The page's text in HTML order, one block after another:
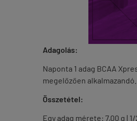
Adagolás:
Naponta 1 adag BCAA
megelőzően
Összetétel:
Egy adag mérete: 7,00 g |